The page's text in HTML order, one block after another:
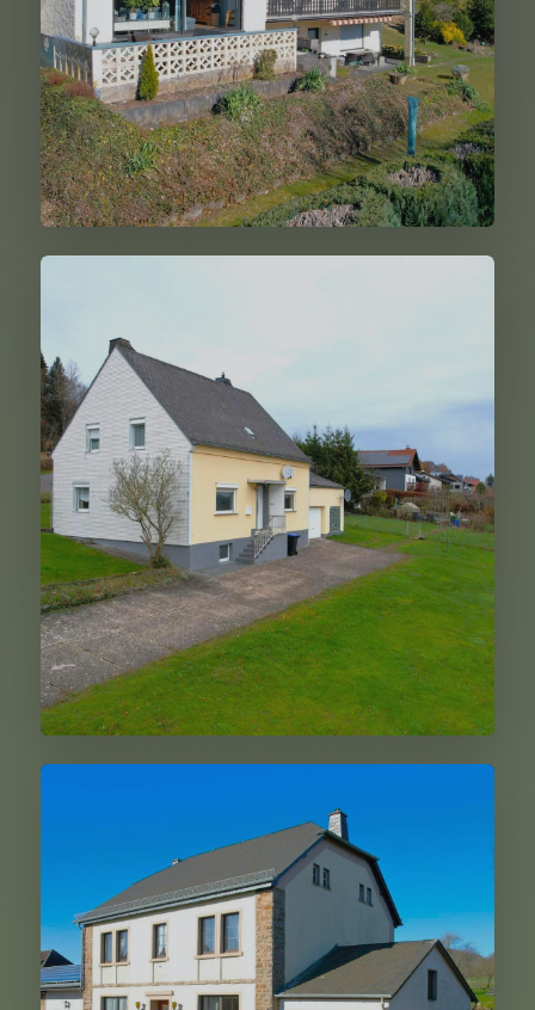
329.000,00 €
Jünkerath
179.000,00 €
Feusdorf